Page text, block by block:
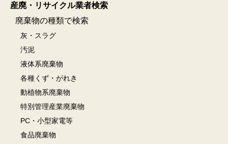
産廃・リサイクル業者検索
廃棄物の種類で検索
灰・スラグ
汚泥
液体系廃棄物
各種くず・がれき
動植物系廃棄物
特別管理産業廃棄物
PC・小型家電等
食品廃棄物